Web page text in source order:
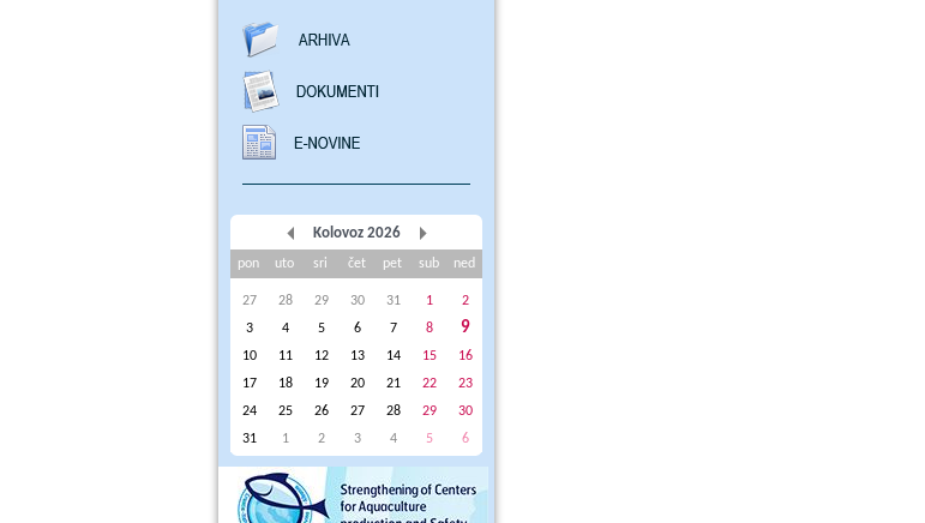
Kolovoz 2026
pon uto sri čet pet sub ned
27 28 29 30 31 1
2
3
4 5 6 7 8 9
10 11 12 13 14 15
16
17
18 19 20 21 22
23
24
25 26 27 28 29
30
31
1 2 3 4 5 6